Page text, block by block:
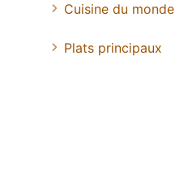
Cuisine du monde
Plats principaux